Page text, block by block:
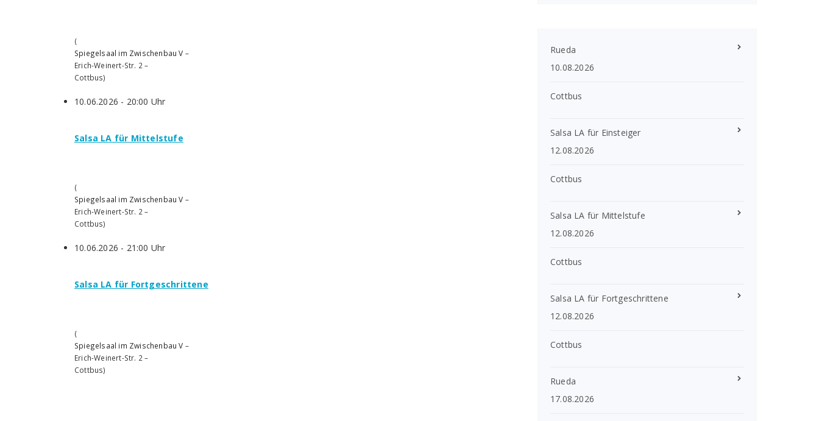
(
Spiegelsaal im Zwischenbau V –
Erich-Weinert-Str. 2–
Cottbus)
10.06.2026 - 20:00 Uhr
Salsa LA für Mittelstufe
(
Spiegelsaal im Zwischenbau V –
Erich-Weinert-Str. 2–
Cottbus)
10.06.2026 - 21:00 Uhr
Salsa LA für Fortgeschrittene
(
Spiegelsaal im Zwischenbau V –
Erich-Weinert-Str. 2–
Cottbus)
Rueda
10.08.2026
Cottbus
Salsa LA für Einsteiger
12.08.2026
Cottbus
Salsa LA für Mittelstufe
12.08.2026
Cottbus
Salsa LA für Fortgeschrittene
12.08.2026
Cottbus
Rueda
17.08.2026